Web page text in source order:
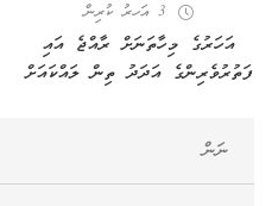
3 އަހރު ކުރިން
އަހަރުގެ މިހާތަނަށް ރާއްޖެ އައި
ފަތުރުވެރިންގެ އަދަދު ތިން ލައްކައަށް